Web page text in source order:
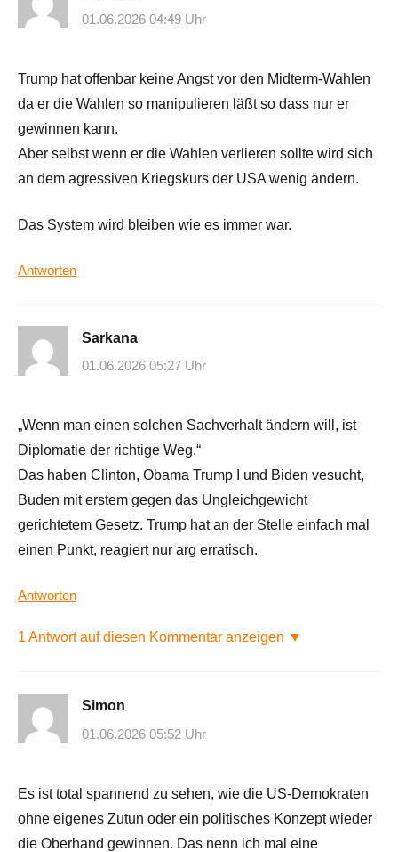
01.06.2026 04:49 Uhr
Trump hat offenbar keine Angst vor den Midterm-Wahlen
da er die Wahlen so manipulieren läßt so dass nur er
gewinnen kann.
Aber selbst wenn er die Wahlen verlieren sollte wird sich
an dem agressiven Kriegskurs der USA wenig ändern.
Das System wird bleiben wie es immer war.
Antworten
Sarkana
01.06.2026 05:27 Uhr
„Wenn man einen solchen Sachverhalt ändern will, ist
Diplomatie der richtige Weg.“
Das haben Clinton, Obama Trump I und Biden vesucht,
Buden mit erstem gegen das Ungleichgewicht
gerichtetem Gesetz. Trump hat an der Stelle einfach mal
einen Punkt, reagiert nur arg erratisch.
Antworten
1 Antwort auf diesen Kommentar anzeigen ▼
Simon
01.06.2026 05:52 Uhr
Es ist total spannend zu sehen, wie die US-Demokraten
ohne eigenes Zutun oder ein politisches Konzept wieder
die Oberhand gewinnen. Das nenn ich mal eine